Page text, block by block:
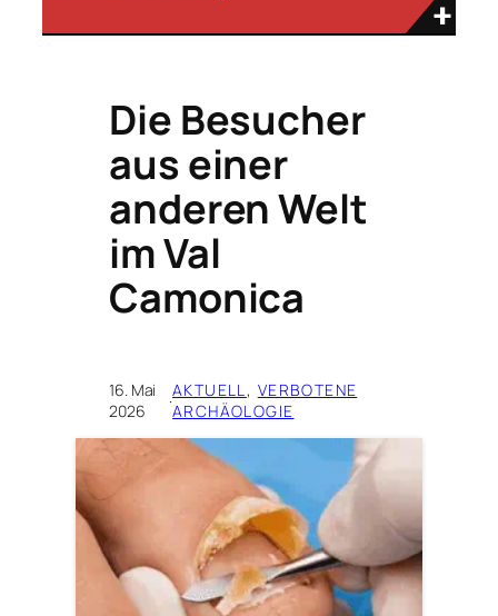
Die Besucher
aus einer
anderen Welt
im Val
Camonica
16. Mai
2026
·AKTUELL, VERBOTENE
ARCHÄOLOGIE